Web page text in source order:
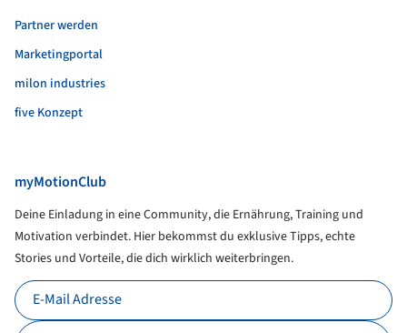
Partner werden
Marketingportal
milon industries
five Konzept
myMotionClub
Deine Einladung in eine Community, die Ernährung, Training und
Motivation verbindet. Hier bekommst du exklusive Tipps, echte
Stories und Vorteile, die dich wirklich weiterbringen.